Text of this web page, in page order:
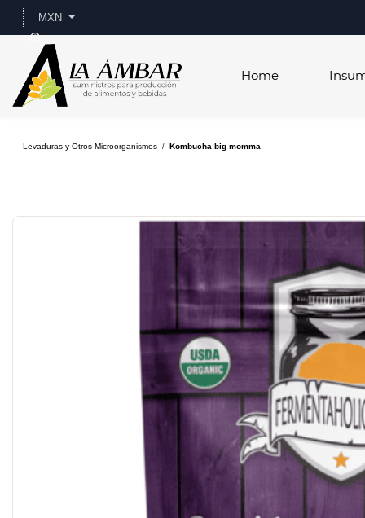
Skip to
main
MXN
Home
Levaduras y Otros Microorganismos / Kombucha big momma